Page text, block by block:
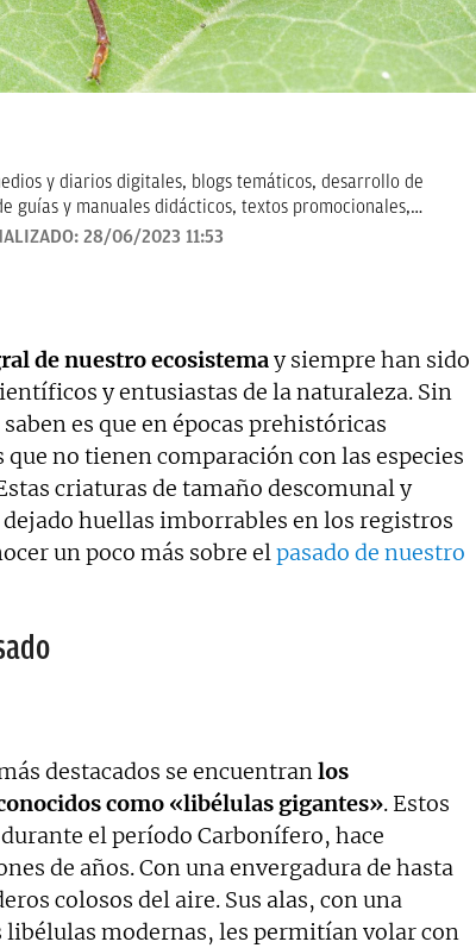
y diarios digitales, blogs temáticos, desarrollo de
guías y manuales didácticos, textos promocionales,
marketing, artículos de opinión, relatos y guiones, y
y revisado, así como a la curación y depuración de textos.
28/06/2023 11:53
de nuestro ecosistemay siempre han sido
y entusiastas de la naturaleza. Sin
es que en épocas prehistóricas
no tienen comparación con las especies
criaturas de tamaño descomunal y
huellas imborrables en los registros
un poco más sobre elpasado de nuestro
destacados se encuentranlos
como «libélulas gigantes». Estos
el período Carbonífero, hace
de años. Con una envergadura de hasta
colosos del aire. Sus alas, con una
libélulas modernas, les permitían volar con